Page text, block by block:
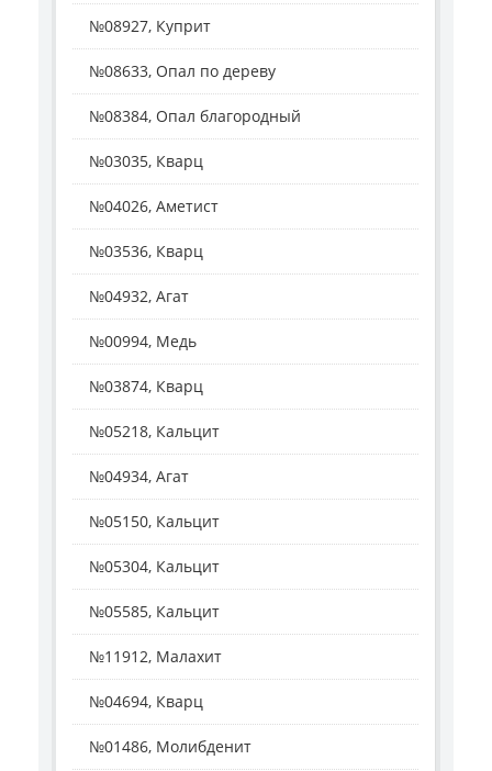
№08927, Куприт
№08633, Опал по дереву
№08384, Опал благородный
№03035, Кварц
№04026, Аметист
№03536, Кварц
№04932, Агат
№00994, Медь
№03874, Кварц
№05218, Кальцит
№04934, Агат
№05150, Кальцит
№05304, Кальцит
№05585, Кальцит
№11912, Малахит
№04694, Кварц
№01486, Молибденит